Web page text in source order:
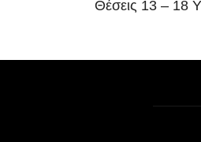
Θέσεις 13 – 18